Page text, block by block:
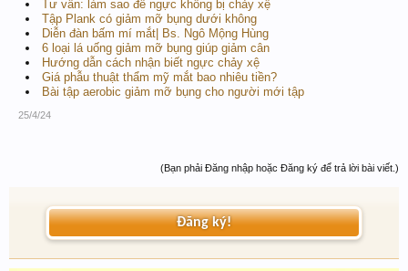
Tư vấn: làm sao để ngực không bị chảy xệ
Tập Plank có giảm mỡ bụng dưới không
Diễn đàn bấm mí mắt| Bs. Ngô Mộng Hùng
6 loại lá uống giảm mỡ bụng giúp giảm cân
Hướng dẫn cách nhận biết ngực chảy xệ
Giá phẫu thuật thẩm mỹ mắt bao nhiêu tiền?
Bài tập aerobic giảm mỡ bụng cho người mới tập
25/4/24
(Bạn phải Đăng nhập hoặc Đăng ký để trả lời bài viết.)
Đăng ký!